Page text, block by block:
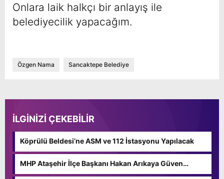
Onlara laik halkçı bir anlayış ile
belediyecilik yapacağım.
Özgen Nama Sancaktepe Belediye
İLGİNİZİ ÇEKEBİLİR
Köprülü Beldesi’ne ASM ve 112 İstasyonu Yapılacak
MHP Ataşehir İlçe Başkanı Hakan Arıkaya Güven